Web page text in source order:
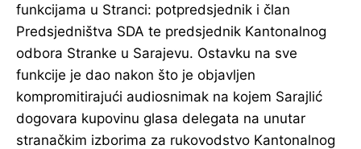
funkcijama u Stranci: potpredsjednik i član
Predsjedništva SDA te predsjednik Kantonalnog
odbora Stranke u Sarajevu. Ostavku na sve
funkcije je dao nakon što je objavljen
kompromitirajući audiosnimak na kojem Sarajlić
dogovara kupovinu glasa delegata na unutar
stranačkim izborima za rukovodstvo Kantonalnog